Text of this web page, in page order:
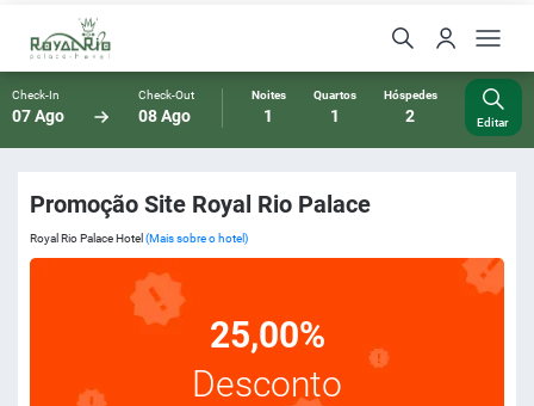
Check-In
07 Ago
Check-Out
08 Ago
Noites
1
Quartos
1
Hóspedes
2 Editar
Promoção Site Royal Rio Palace
Royal Rio Palace Hotel (Mais sobre o hotel)
25,00%
Desconto